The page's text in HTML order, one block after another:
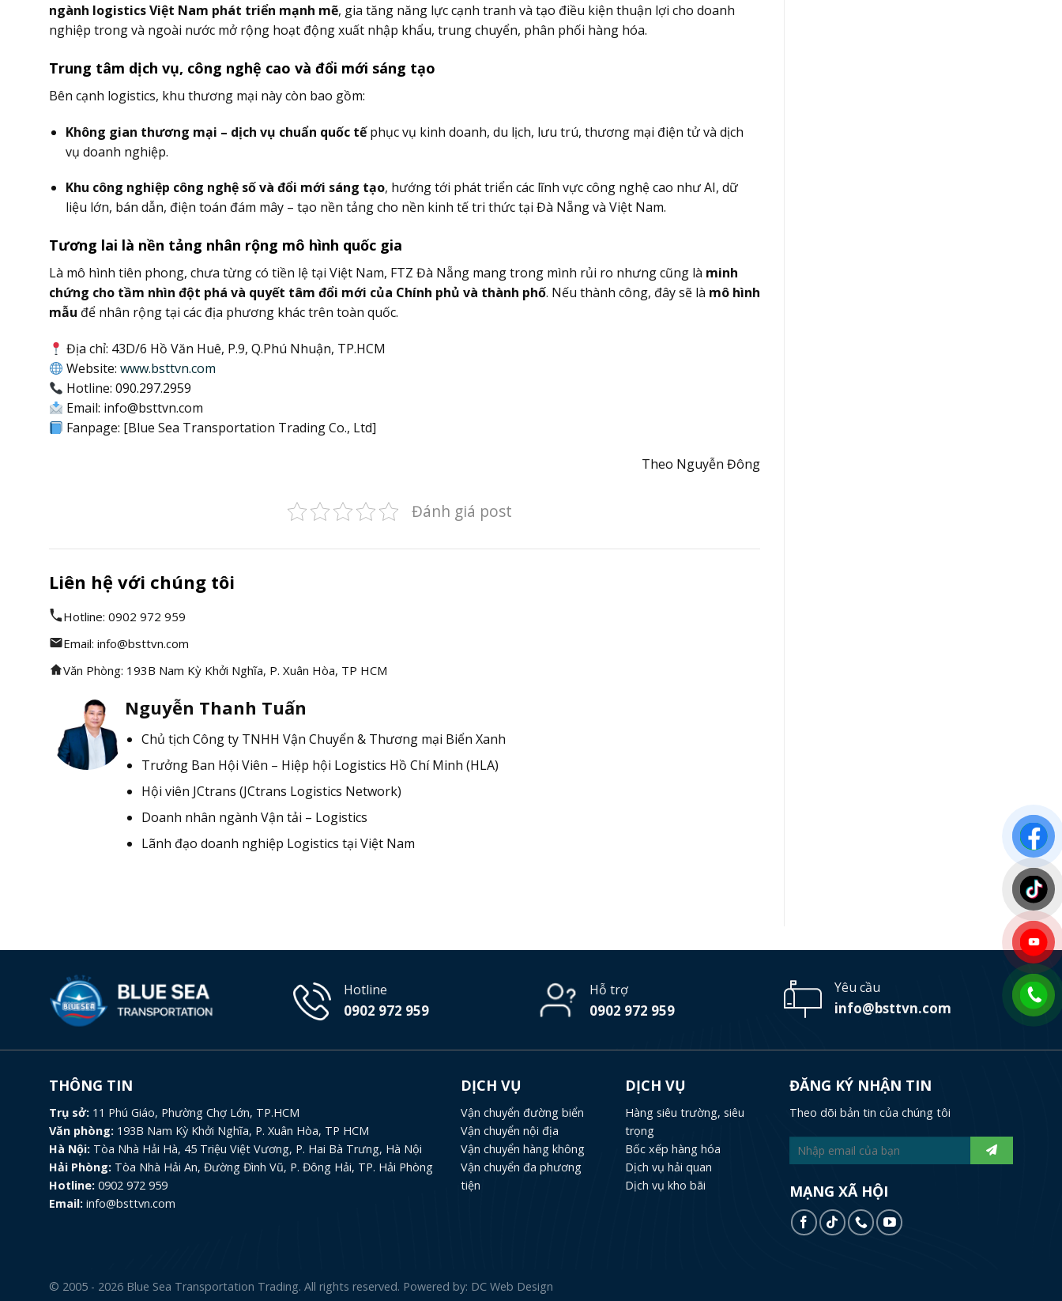
ngành logistics Việt Nam phát triển mạnh mẽ, gia tăng năng lực cạnh tranh và tạo điều kiện thuận lợi cho doanh
nghiệp trong và ngoài nước mở rộng hoạt động xuất nhập khẩu, trung chuyển, phân phối hàng hóa.
Trung tâm dịch vụ, công nghệ cao và đổi mới sáng tạo
Bên cạnh logistics, khu thương mại này còn bao gồm:
Không gian thương mại – dịch vụ chuẩn quốc tếphục vụ kinh doanh, du lịch, lưu trú, thương mại điện tử và dịch
vụ doanh nghiệp.
Khu công nghiệp công nghệ số và đổi mới sáng tạo, hướng tới phát triển các lĩnh vực công nghệ cao như AI, dữ
liệu lớn, bán dẫn, điện toán đám mây – tạo nền tảng cho nền kinh tế tri thức tại Đà Nẵng và Việt Nam.
Tương lai là nền tảng nhân rộng mô hình quốc gia
Là mô hình tiên phong, chưa từng có tiền lệ tại Việt Nam, FTZ Đà Nẵng mang trong mình rủi ro nhưng cũng là minh
chứng cho tầm nhìn đột phá và quyết tâm đổi mới của Chính phủ và thành phố. Nếu thành công, đây sẽ là mô hình
mẫu để nhân rộng tại các địa phương khác trên toàn quốc.
Địa chỉ: 43D/6 Hồ Văn Huê, P.9, Q.Phú Nhuận, TP.HCM
Website: www.bsttvn.com
Hotline: 090.297.2959
Email: info@bsttvn.com
Fanpage: [Blue Sea Transportation Trading Co., Ltd]
Theo Nguyễn Đông
Đánh giá post
Liên hệ với chúng tôi
Hotline: 0902 972 959
Email: info@bsttvn.com
Văn Phòng: 193B Nam Kỳ Khởi Nghĩa, P. Xuân Hòa, TP HCM
Nguyễn Thanh Tuấn
Chủ tịch Công ty TNHH Vận Chuyển & Thương mại Biển Xanh
Trưởng Ban Hội Viên – Hiệp hội Logistics Hồ Chí Minh (HLA)
Hội viên JCtrans (JCtrans Logistics Network)
Doanh nhân ngành Vận tải – Logistics
Lãnh đạo doanh nghiệp Logistics tại Việt Nam
Hotline
0902 972 959
Hỗ trợ
0902 972 959
Yêu cầu
info@bsttvn.com
THÔNG TIN
Trụ sở: 11 Phú Giáo, Phường Chợ Lớn, TP.HCM
Văn phòng: 193B Nam Kỳ Khởi Nghĩa, P. Xuân Hòa, TP HCM
Hà Nội: Tòa Nhà Hải Hà, 45 Triệu Việt Vương, P. Hai Bà Trưng, Hà Nội
Hải Phòng: Tòa Nhà Hải An, Đường Đình Vũ, P. Đông Hải, TP. Hải Phòng
Hotline: 0902 972 959
Email: info@bsttvn.com
DỊCH VỤ
Vận chuyển đường biển
Vận chuyển nội địa
Vận chuyển hàng không
Vận chuyển đa phương
tiện
DỊCH VỤ
Hàng siêu trường, siêu
trọng
Bốc xếp hàng hóa
Dịch vụ hải quan
Dịch vụ kho bãi
ĐĂNG KÝ NHẬN TIN
Theo dõi bản tin của chúng tôi
MẠNG XÃ HỘI
© 2005 - 2026 Blue Sea Transportation Trading. All rights reserved. Powered by: DC Web Design